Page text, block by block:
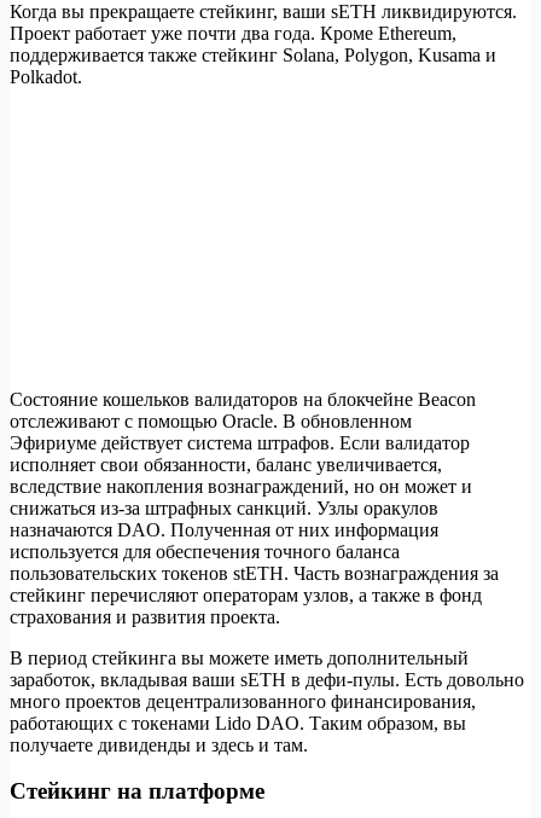
Когда вы прекращаете стейкинг, ваши sETH ликвидируются.
Проект работает уже почти два года. Кроме Ethereum,
поддерживается также стейкинг Solana, Polygon, Kusama и
Polkadot.
Состояние кошельков валидаторов на блокчейне Beacon
отслеживают с помощью Oracle. В обновленном
Эфириуме действует система штрафов. Если валидатор
исполняет свои обязанности, баланс увеличивается,
вследствие накопления вознаграждений, но он может и
снижаться из-за штрафных санкций. Узлы оракулов
назначаются DAO. Полученная от них информация
используется для обеспечения точного баланса
пользовательских токенов stETH. Часть вознаграждения за
стейкинг перечисляют операторам узлов, а также в фонд
страхования и развития проекта.
В период стейкинга вы можете иметь дополнительный
заработок, вкладывая ваши sETH в дефи-пулы. Есть довольно
много проектов децентрализованного финансирования,
работающих с токенами Lido DAO. Таким образом, вы
получаете дивиденды и здесь и там.
Стейкинг на платформе